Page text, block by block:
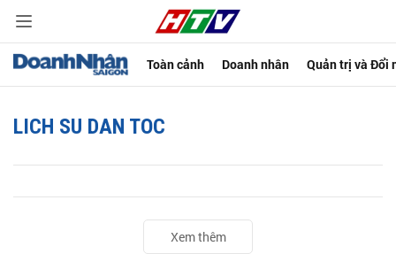
Toàn cảnh Doanh nhân Quản trị và Đổi
LICH SU DAN TOC
Xem thêm